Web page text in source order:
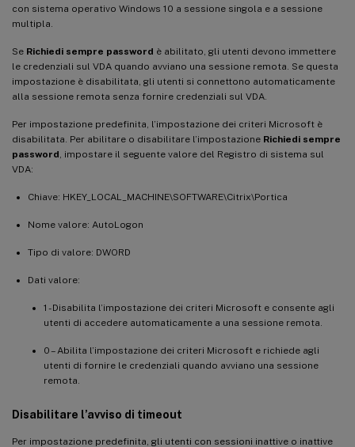
con sistema operativo Windows 10 a sessione singola e a sessione
multipla.
Se Richiedi sempre password è abilitato, gli utenti devono immettere
le credenziali sul VDA quando avviano una sessione remota. Se questa
impostazione è disabilitata, gli utenti si connettono automaticamente
alla sessione remota senza fornire credenziali sul VDA.
Per impostazione predefinita, l’impostazione dei criteri Microsoft è
disabilitata. Per abilitare o disabilitare l’impostazione Richiedi sempre
password , impostare il seguente valore del Registro di sistema sul
VDA:
Chiave: HKEY_LOCAL_MACHINE\SOFTWARE\Citrix\Portica
Nome valore: AutoLogon
Tipo di valore: DWORD
Dati valore:
1 - Disabilita l’impostazione dei criteri Microsoft e consente agli
utenti di accedere automaticamente a una sessione remota.
0 – Abilita l’impostazione dei criteri Microsoft e richiede agli
utenti di fornire le credenziali quando avviano una sessione
remota.
Disabilitare l’avviso di timeout
Per impostazione predefinita, gli utenti con sessioni inattive o inattive